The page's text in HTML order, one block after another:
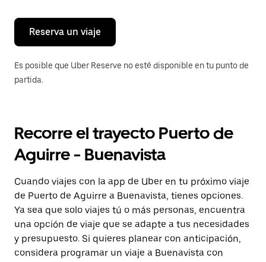
calendario.
Reserva un viaje
Es posible que Uber Reserve no esté disponible en tu punto de
partida.
Recorre el trayecto Puerto de
Aguirre - Buenavista
Cuando viajes con la app de Uber en tu próximo viaje
de Puerto de Aguirre a Buenavista, tienes opciones.
Ya sea que solo viajes tú o más personas, encuentra
una opción de viaje que se adapte a tus necesidades
y presupuesto. Si quieres planear con anticipación,
considera programar un viaje a Buenavista con